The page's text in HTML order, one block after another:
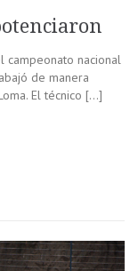
campeonato nacional
de manera
El técnico […]